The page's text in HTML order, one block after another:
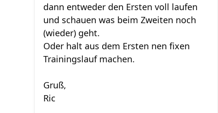
dann entweder den Ersten voll laufen
und schauen was beim Zweiten noch
(wieder) geht.
Oder halt aus dem Ersten nen fixen
Trainingslauf machen.
Gruß,
Ric